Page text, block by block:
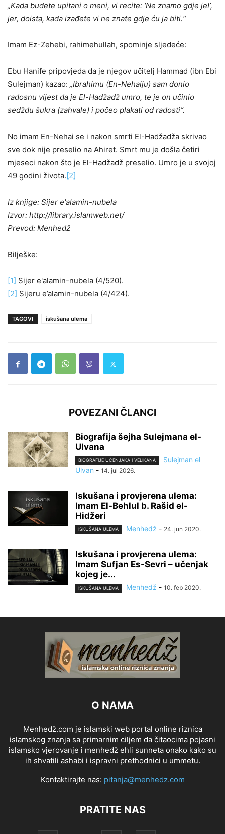
„Kada budete upitani o meni, vi recite: ‘Ne znamo gdje je!’,
jer, doista, kada izađete vi ne znate gdje ću ja biti.“
Imam Ez-Zehebi, rahimehullah, spominje sljedeće:
Ebu Hanife pripovjeda da je njegov učitelj Hammad (ibn Ebi
Sulejman) kazao: „Ibrahimu (En-Nehaiju) sam donio
radosnu vijest da je El-Hadžadž umro, te je on učinio
sedždu šukra (zahvale) i počeo plakati od radosti“.
No imam En-Nehai se i nakon smrti El-Hadžadža skrivao
sve dok nije preselio na Ahiret. Smrt mu je došla četiri
mjeseci nakon što je El-Hadžadž preselio. Umro je u svojoj
49 godini života.[2]
Iz knjige: Sijer e'alamin-nubela
Izvor: http://library.islamweb.net/
Prevod: Menhedž
Bilješke:
[1] Sijer e'alamin-nubela (4/520).
[2] Sijeru e’alamin-nubela (4/424).
TAGOVI iskušana ulema
POVEZANI ČLANCI
Biografija šejha Sulejmana el-
Ulvana
BIOGRAFIJE UČENJAKA I VELIKANA
Sulejman el
Ulvan - 14. jul 2026.
Iskušana i provjerena ulema:
Imam El-Behlul b. Rašid el-
Hidžeri
ISKUŠANA ULEMA Menhedž - 24. jun 2020.
Iskušana i provjerena ulema:
Imam Sufjan Es-Sevri – učenjak
kojeg je...
ISKUŠANA ULEMA Menhedž - 10. feb 2020.
O NAMA
Menhedž.com je islamski web portal online riznica
islamskog znanja sa primarnim ciljem da čitaocima pojasni
islamsko vjerovanje i menhedž ehli sunneta onako kako su
ih shvatili ashabi i ispravni prethodnici u ummetu.
Kontaktirajte nas: pitanja@menhedz.com
PRATITE NAS